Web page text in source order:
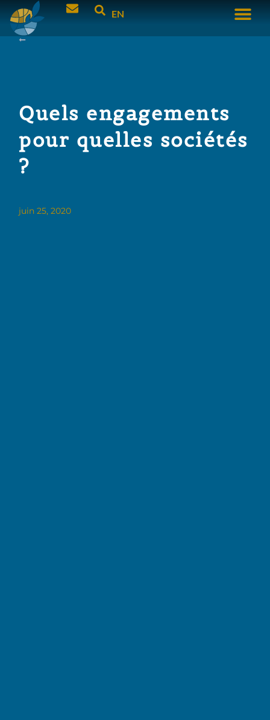
EN
Quels engagements
pour quelles sociétés
?
juin 25, 2020